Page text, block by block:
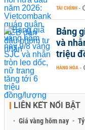
TÀI CHÍNH -
Bảng
và
triệu
HÀNG HÓA -
LIÊN KẾT NỔI BẬT
Giá vàng hôm nay